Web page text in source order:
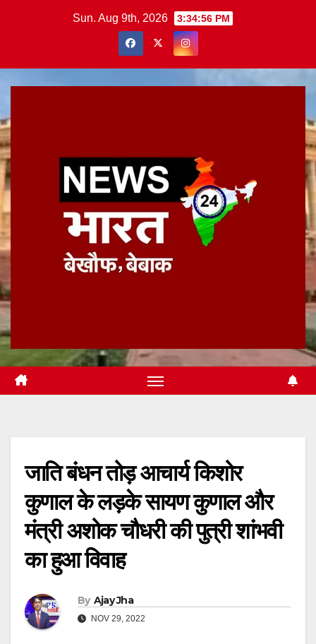
Sun. Aug 9th, 2026 3:34:57 PM
जाति बंधन तोड़ आचार्य किशोर
कुणाल के लड़के सायण कुणाल और
मंत्री अशोक चौधरी की पुत्री शांभवी
का हुआ विवाह
By Ajay Jha
NOV 29, 2022